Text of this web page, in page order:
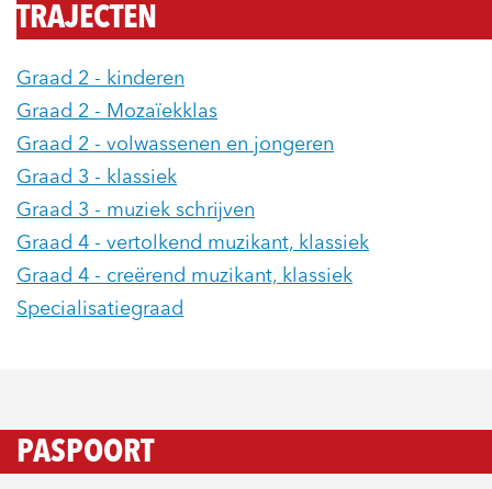
TRAJECTEN
Graad 2 - kinderen
Graad 2 - Mozaïekklas
Graad 2 - volwassenen en jongeren
Graad 3 - klassiek
Graad 3 - muziek schrijven
Graad 4 - vertolkend muzikant, klassiek
Graad 4 - creërend muzikant, klassiek
Specialisatiegraad
PASPOORT